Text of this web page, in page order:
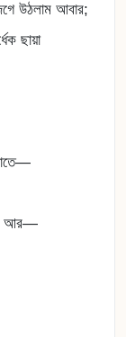
উঠলাম আবার;
ছায়া
আর—